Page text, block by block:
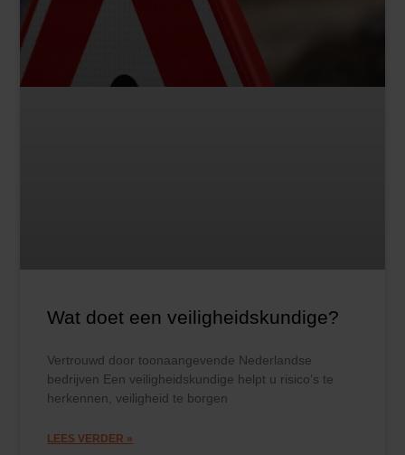
Wat doet een veiligheidskundige?
Vertrouwd door toonaangevende Nederlandse
bedrijven Een veiligheidskundige helpt u risico’s te
herkennen, veiligheid te borgen
LEES VERDER »